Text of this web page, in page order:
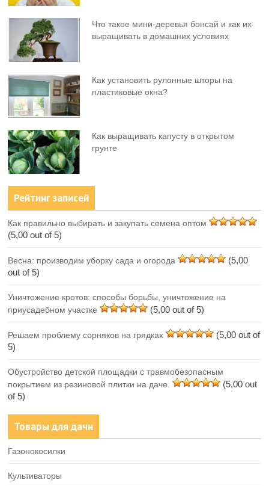
Что такое мини-деревья бонсай и как их
выращивать в домашних условиях
Как установить рулонные шторы на
пластиковые окна?
Как выращивать капусту в открытом
грунте
Рейтинг записей
Как правильно выбирать и закупать семена оптом
(5,00 out of 5)
Весна: производим уборку сада и огорода
(5,00
out of 5)
Уничтожение кротов: способы борьбы, уничтожение на
приусадебном участке
(5,00 out of 5)
Решаем проблему сорняков на грядках
(5,00 out of
5)
Обустройство детской площадки с травмобезопасным
покрытием из резиновой плитки на даче.
(5,00 out
of 5)
Товары для дачи
Газонокосилки
Культиваторы